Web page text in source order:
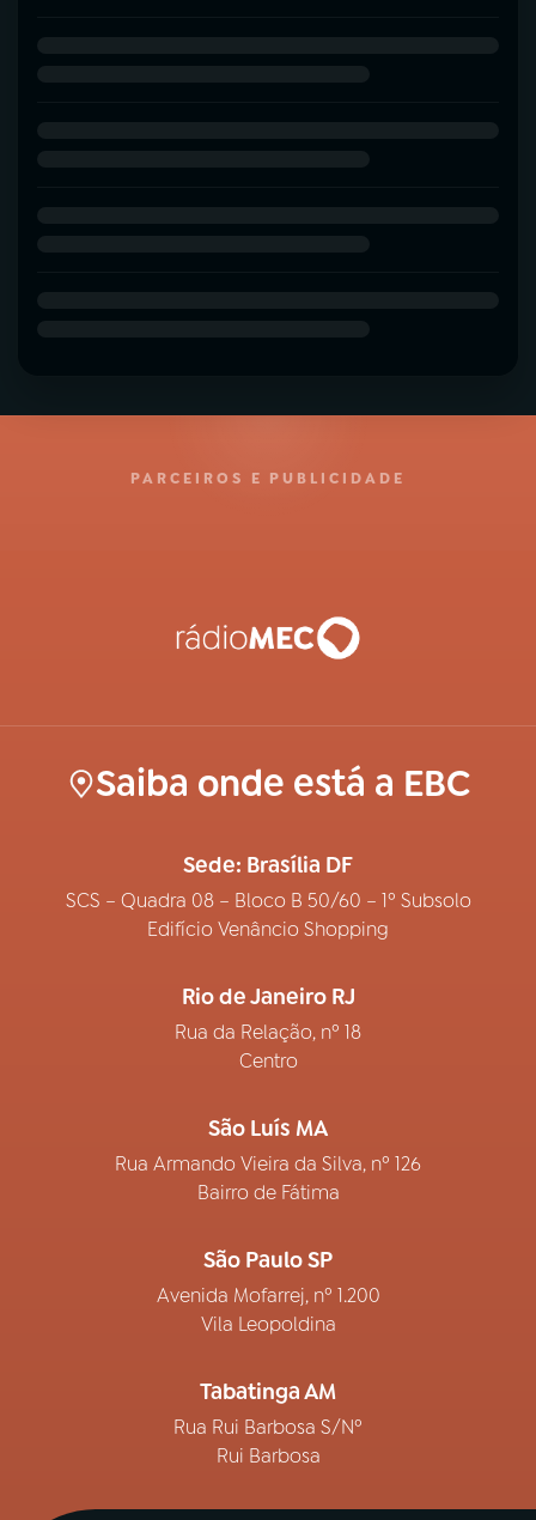
PARCEIROS E PUBLICIDADE
Saiba onde está a EBC
Sede: Brasília DF
SCS – Quadra 08 – Bloco B 50/60 – 1º Subsolo
Edifício Venâncio Shopping
Rio de Janeiro RJ
Rua da Relação, nº 18
Centro
São Luís MA
Rua Armando Vieira da Silva, nº 126
Bairro de Fátima
São Paulo SP
Avenida Mofarrej, nº 1.200
Vila Leopoldina
Tabatinga AM
Rua Rui Barbosa S/Nº
Rui Barbosa